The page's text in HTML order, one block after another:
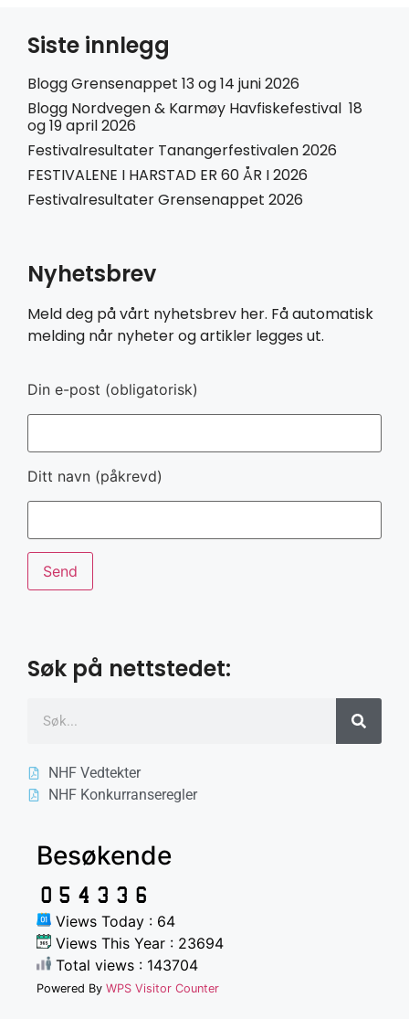
Siste innlegg
Blogg Grensenappet 13 og 14 juni 2026
Blogg Nordvegen & Karmøy Havfiskefestival 18
og 19 april 2026
Festivalresultater Tanangerfestivalen 2026
FESTIVALENE I HARSTAD ER 60 ÅR I 2026
Festivalresultater Grensenappet 2026
Nyhetsbrev
Meld deg på vårt nyhetsbrev her. Få automatisk
melding når nyheter og artikler legges ut.
Din e-post (obligatorisk)
Ditt navn (påkrevd)
Søk på nettstedet:
NHF Vedtekter
NHF Konkurranseregler
Besøkende
Views Today : 64
Views This Year : 23694
Total views : 143704
Powered By WPS Visitor Counter